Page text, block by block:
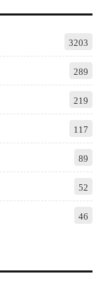
3203
289
219
117
89
52
46